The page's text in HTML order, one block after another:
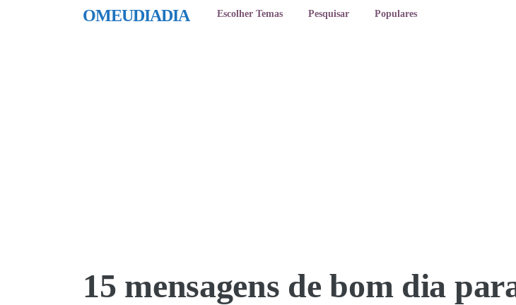
OMEUDIADIA Escolher Temas Pesquisar Populares
15 mensagens de bom dia